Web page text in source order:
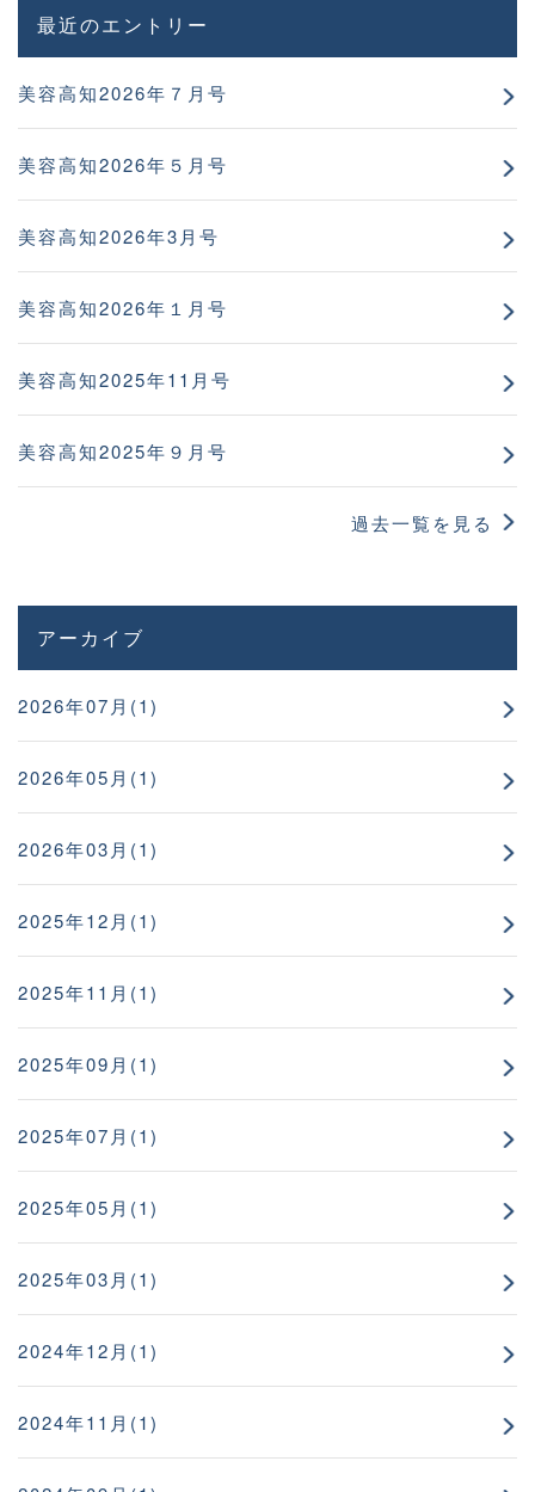
最近のエントリー
美容高知2026年７月号
美容高知2026年５月号
美容高知2026年3月号
美容高知2026年１月号
美容高知2025年11月号
美容高知2025年９月号
過去一覧を見る
アーカイブ
2026年07月(1)
2026年05月(1)
2026年03月(1)
2025年12月(1)
2025年11月(1)
2025年09月(1)
2025年07月(1)
2025年05月(1)
2025年03月(1)
2024年12月(1)
2024年11月(1)